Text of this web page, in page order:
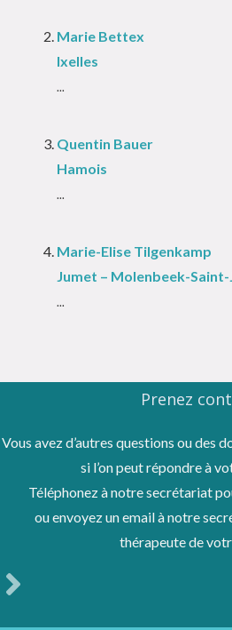
Marie Bettex
Ixelles
...
Quentin Bauer
Hamois
...
Marie-Elise Tilgenkamp
Jumet – Molenbeek-Saint-
...
Prenez
Vous avez d’autres questions ou des
si l’on peut répondre à
Téléphonez à notre secrétariat
ou envoyez un email à notre
thérapeute de